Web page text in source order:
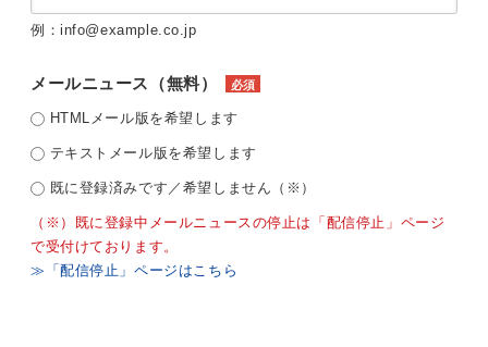
例：info@example.co.jp
メールニュース（無料） 必須
HTMLメール版を希望します
テキストメール版を希望します
既に登録済みです／希望しません（※）
（※）既に登録中メールニュースの停止は「配信停止」ページ
で受付けております。
≫「配信停止」ページはこちら